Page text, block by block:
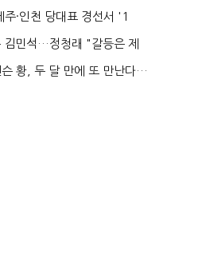
차 0.86%p(...
주·인천 당대표 경선서 '1
김민석…정청래 "갈등은 제
황, 두 달 만에 또 만난다…